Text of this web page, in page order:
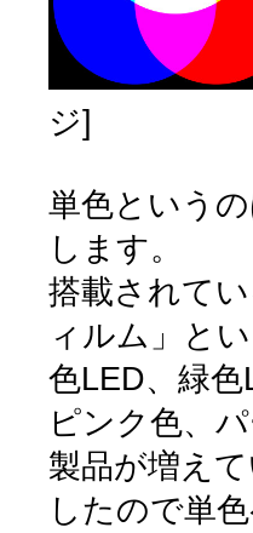
ジ]
単色という
します。
搭載されて
ィルム」と
色LED、緑
ピンク色、
製品が増え
したので単